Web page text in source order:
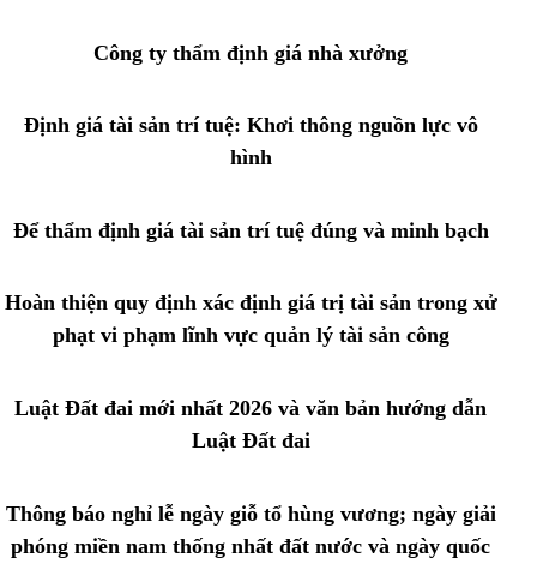
Công ty thẩm định giá nhà xưởng
Định giá tài sản trí tuệ: Khơi thông nguồn lực vô
hình
Để thẩm định giá tài sản trí tuệ đúng và minh bạch
Hoàn thiện quy định xác định giá trị tài sản trong xử
phạt vi phạm lĩnh vực quản lý tài sản công
Luật Đất đai mới nhất 2026 và văn bản hướng dẫn
Luật Đất đai
Thông báo nghỉ lễ ngày giỗ tổ hùng vương; ngày giải
phóng miền nam thống nhất đất nước và ngày quốc